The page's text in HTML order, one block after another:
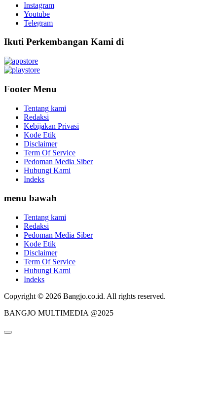
Instagram
Youtube
Telegram
Ikuti Perkembangan Kami di
Footer Menu
Tentang kami
Redaksi
Kebijakan Privasi
Kode Etik
Disclaimer
Term Of Service
Pedoman Media Siber
Hubungi Kami
Indeks
menu bawah
Tentang kami
Redaksi
Pedoman Media Siber
Kode Etik
Disclaimer
Term Of Service
Hubungi Kami
Indeks
Copyright © 2026 Bangjo.co.id. All rights reserved.
BANGJO MULTIMEDIA @2025